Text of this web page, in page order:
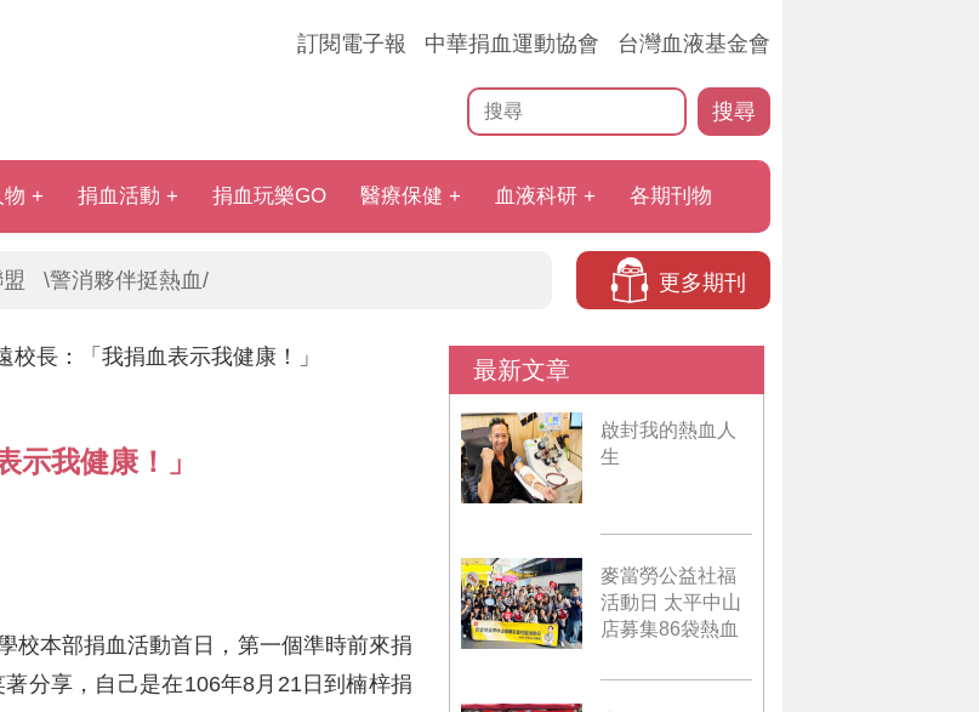
訂閱電子報 中華捐血運動協會 台灣血液基金會
搜尋
物 捐血活動 捐血玩樂GO 醫療保健 血液科研 各期刊物
\警消夥伴挺熱血/ 更多期刊
校長：「我捐血表示我健康！」
示我健康！」
本部捐血活動首日，第一個準時前來捐
分享，自己是在106年8月21日到楠梓捐
最新文章
啟封我的熱血人
生
麥當勞公益社福
活動日 太平中山
店募集86袋熱血